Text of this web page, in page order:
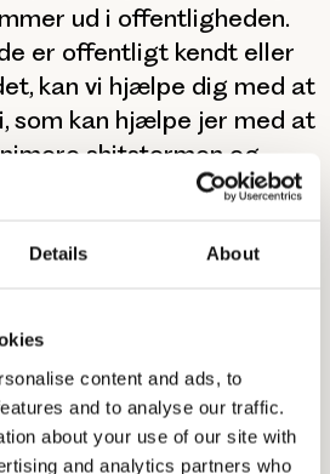
Details About
content and ads, to
and to analyse our traffic.
about your use of our site with
and analytics partners who
ud i offentligheden.
er offentligt kendt eller
kan vi hjælpe dig med at
som kan hjælpe jer med at
shitstormen og
kommunikation til både
virksomheds mulighed for
vurdering af indsatsen –
hensigten? Og afledt
justere i beredskabet?
i virksomhedens